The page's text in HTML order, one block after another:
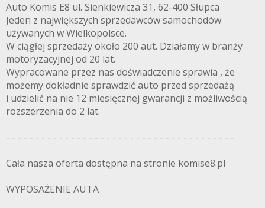
Auto Komis E8 ul. Sienkiewicza 31, 62-400 Słupca
Jeden z największych sprzedawców samochodów
używanych w Wielkopolsce.
W ciągłej sprzedaży około 200 aut. Działamy w branży
motoryzacyjnej od 20 lat.
Wypracowane przez nas doświadczenie sprawia , że
możemy dokładnie sprawdzić auto przed sprzedażą
i udzielić na nie 12 miesięcznej gwarancji z możliwością
rozszerzenia do 2 lat.
- - - - - - - - - - - - - - - - - - - - - - - - - - - - - - - - - - - - - - -
Cała nasza oferta dostępna na stronie komise8.pl
WYPOSAŻENIE AUTA